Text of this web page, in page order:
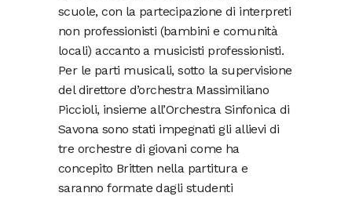
scuole, con la partecipazione di interpreti
non professionisti (bambini e comunità
locali) accanto a musicisti professionisti.
Per le parti musicali, sotto la supervisione
del direttore d’orchestra Massimiliano
Piccioli, insieme all’Orchestra Sinfonica di
Savona sono stati impegnati gli allievi di
tre orchestre di giovani come ha
concepito Britten nella partitura e
saranno formate dagli studenti